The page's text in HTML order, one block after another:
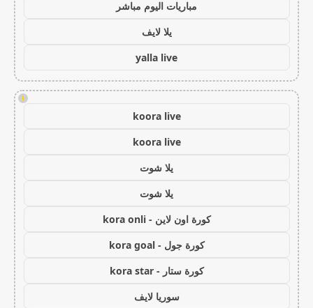
مباريات اليوم مباشر
يلا لايف
yalla live
!
koora live
koora live
يلا شوت
يلا شوت
كورة اون لاين - kora onli
كورة جول - kora goal
كورة ستار - kora star
سوريا لايف